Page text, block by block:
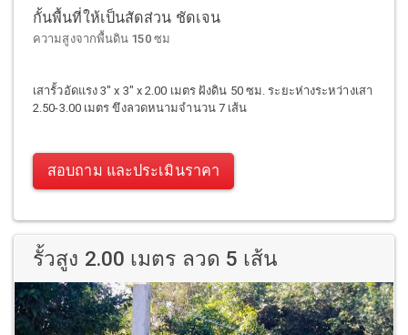
กั้นพื้นที่ให้เป็นสัดส่วน ชัดเจน
ความสูงจากพื้นดิน 150 ซม
เสารั้วอัดแรง 3" x 3" x 2.00 เมตร ฝังดิน 50 ซม. ระยะห่างระหว่างเสา
2.50-3.00 เมตร ขึงลวดหนามจำนวน 7 เส้น
สอบถาม และประเมินราคา
รั้วสูง 2.00 เมตร ลวด 5 เส้น